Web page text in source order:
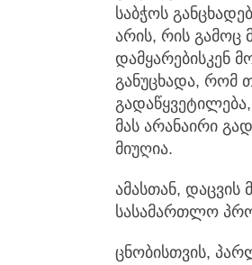
საბჭოს
არის, რის გამოც
დამყარებისკენ
განუცხადა, რომ
მას არანაირი
მიუღია.
ამასთან, დაცვის
სასამართლო
ცნობისთვის,